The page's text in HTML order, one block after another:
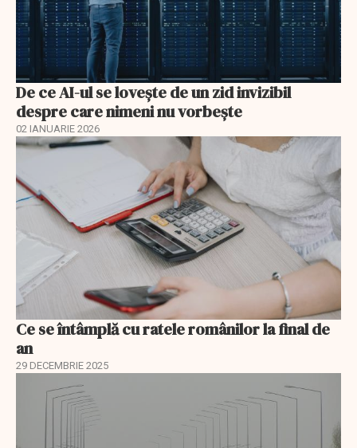
De ce AI-ul se lovește de un zid invizibil
despre care nimeni nu vorbește
02 IANUARIE 2026
Ce se întâmplă cu ratele românilor la final de
an
29 DECEMBRIE 2025